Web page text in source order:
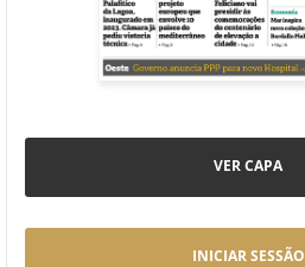
VER CAPA
INICIAR SESSÃO